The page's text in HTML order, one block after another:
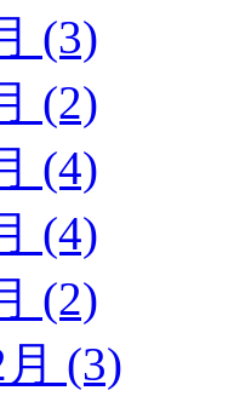
(3)
(2)
(4)
(4)
(2)
(3)